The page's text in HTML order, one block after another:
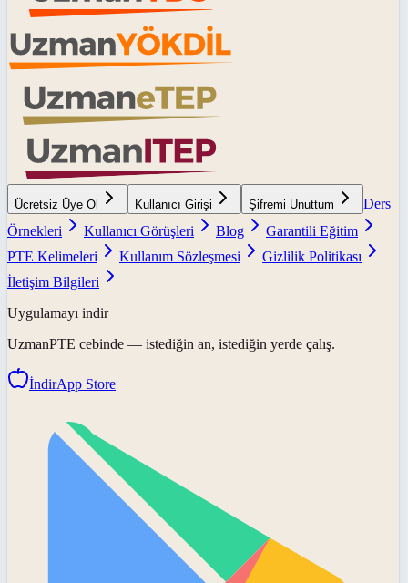
Ücretsiz Üye Ol Kullanıcı Girişi Şifremi Unuttum
Ders
Örnekleri
Kullanıcı Görüşleri Blog
Garantili Eğitim
PTE Kelimeleri
Kullanım Sözleşmesi
Gizlilik Politikası
İletişim Bilgileri
Uygulamayı indir
UzmanPTE cebinde — istediğin an, istediğin yerde çalış.
İndirApp Store